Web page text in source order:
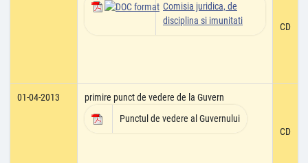
Comisia juridica, de
disciplina si imunitati
CD
01-04-2013
primire punct de vedere de la Guvern
Punctul de vedere al Guvernului
CD